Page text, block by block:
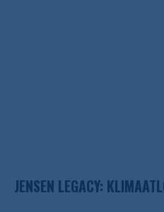
JENSEN LEGACY: